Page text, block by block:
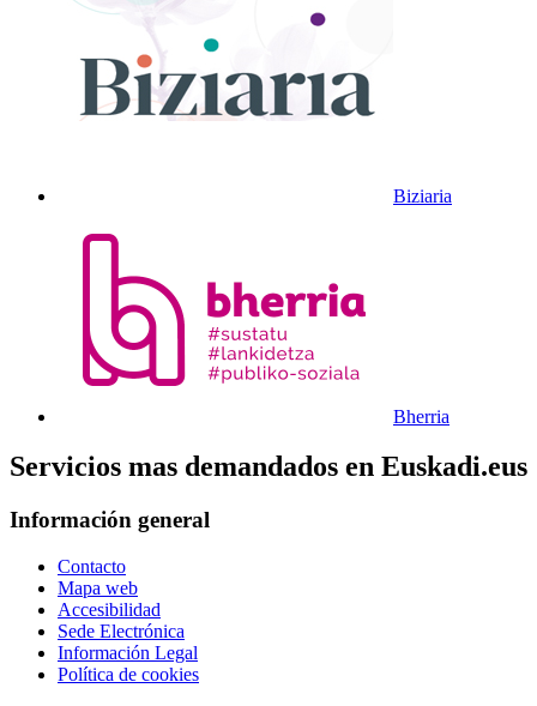
Biziaria
Bherria
Servicios mas demandados en Euskadi.eus
Información general
Contacto
Mapa web
Accesibilidad
Sede Electrónica
Información Legal
Política de cookies